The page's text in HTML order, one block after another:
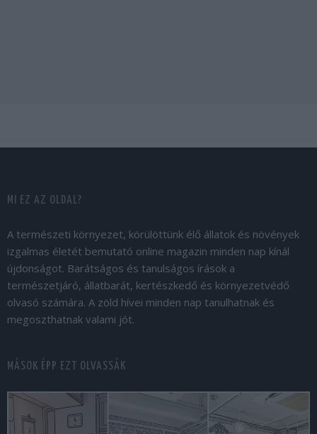
MI EZ AZ OLDAL?
A természeti környezet, körülöttünk élő állatok és növények
izgalmas életét bemutató online magazin minden nap kínál
újdonságot. Barátságos és tanulságos írások a
természetjáró, állatbarát, kertészkedő és környezetvédő
olvasó számára. A zöld hívei minden nap tanulhatnak és
megoszthatnak valami jót.
MÁSOK ÉPP EZT OLVASSÁK